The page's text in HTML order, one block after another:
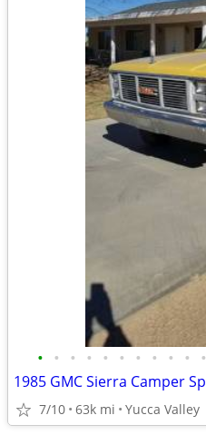
• • • • • • • • • • •
1985 GMC Sierra Camper
7/10 63k mi Yucca Valley